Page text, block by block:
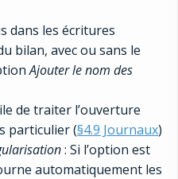
dans les écritures
bilan, avec ou sans le
Ajouter le nom des
de traiter l’ouverture
particulier (§4.9 Journaux)
: Si l’option est
automatiquement les